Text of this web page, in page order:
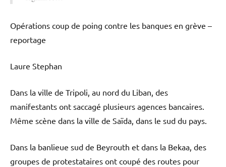
Opérations coup de poing contre les banques en grève –
reportage
Laure Stephan
Dans la ville de Tripoli, au nord du Liban, des
manifestants ont saccagé plusieurs agences bancaires.
Même scène dans la ville de Saïda, dans le sud du pays.
Dans la banlieue sud de Beyrouth et dans la Bekaa, des
groupes de protestataires ont coupé des routes pour